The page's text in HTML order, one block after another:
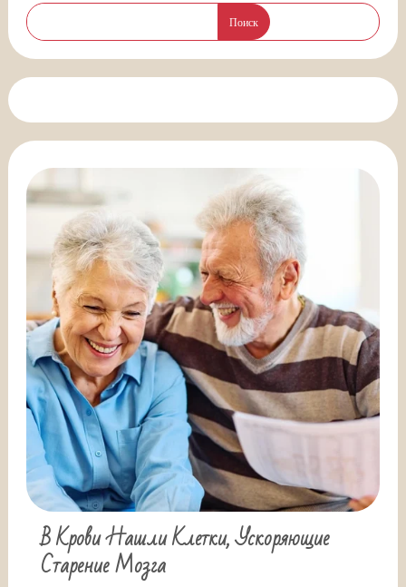
Поиск
В Крови Нашли Клетки, Ускоряющие
Старение Мозга